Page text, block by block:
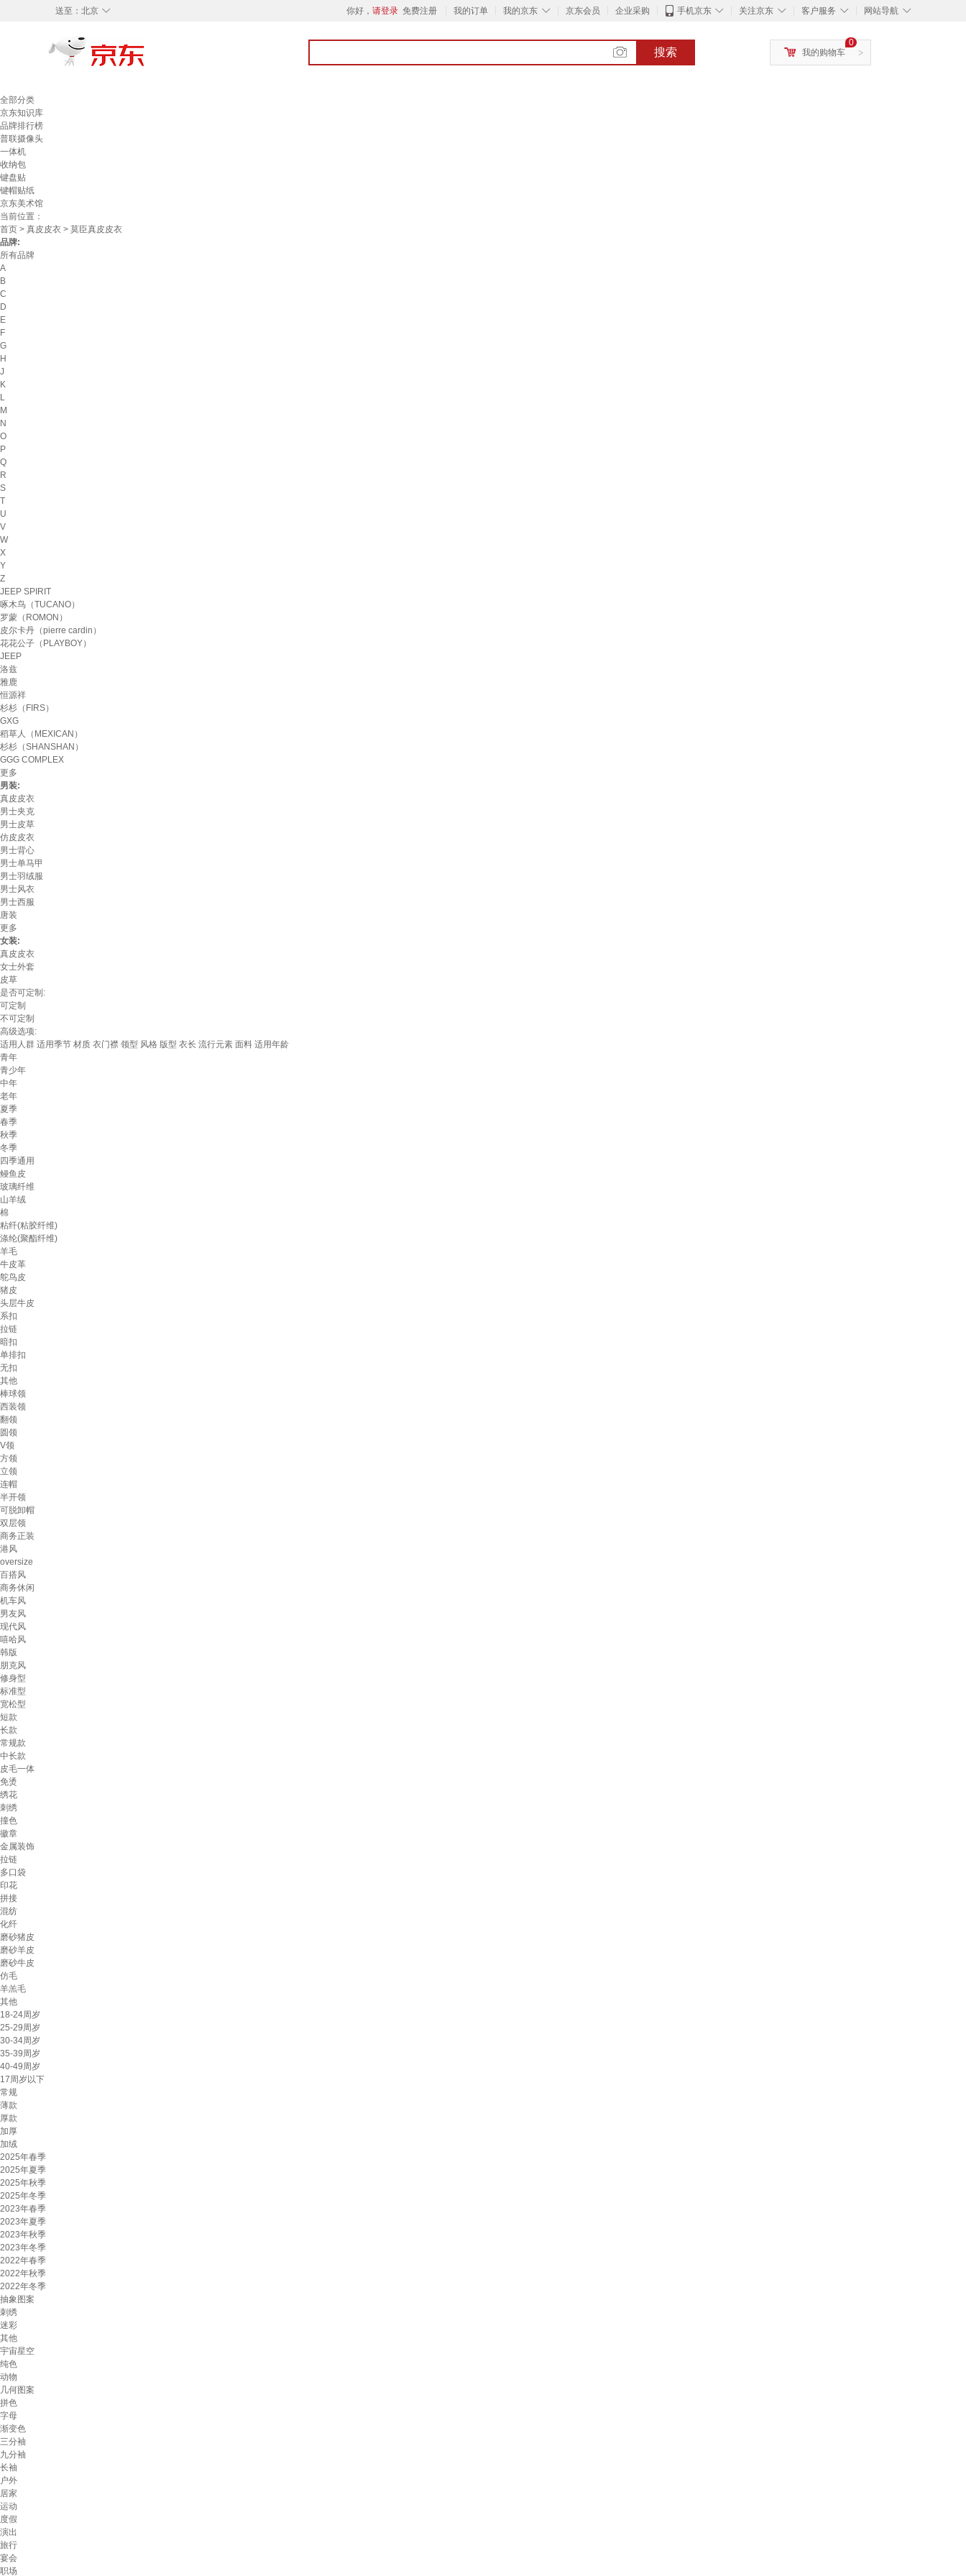
◇
送至： 北京 你好， 请登录 免费注册 我的订单 ◇
我的京东 京东会员 企业采购 ◇
手机京东 ◇
关注京东 ◇
客户服务 ◇
网站导航
搜索 >
0
我的购物车
全部分类
京东知识库
品牌排行榜
普联摄像头
一体机
收纳包
键盘贴
键帽贴纸
京东美术馆
当前位置：
首页 > 真皮皮衣 > 莫臣真皮皮衣
品牌:
所有品牌
A
B
C
D
E
F
G
H
J
K
L
M
N
O
P
Q
R
S
T
U
V
W
X
Y
Z
JEEP SPIRIT
啄木鸟（TUCANO）
罗蒙（ROMON）
皮尔卡丹（pierre cardin）
花花公子（PLAYBOY）
JEEP
洛兹
雅鹿
恒源祥
杉杉（FIRS）
GXG
稻草人（MEXICAN）
杉杉（SHANSHAN）
GGG COMPLEX
更多
男装:
真皮皮衣
男士夹克
男士皮草
仿皮皮衣
男士背心
男士单马甲
男士羽绒服
男士风衣
男士西服
唐装
更多
女装:
真皮皮衣
女士外套
皮草
是否可定制:
可定制
不可定制
高级选项:
适用人群 适用季节 材质 衣门襟 领型 风格 版型 衣长 流行元素 面料 适用年龄
青年
青少年
中年
老年
夏季
春季
秋季
冬季
四季通用
鳗鱼皮
玻璃纤维
山羊绒
棉
粘纤(粘胶纤维)
涤纶(聚酯纤维)
羊毛
牛皮革
鸵鸟皮
猪皮
头层牛皮
系扣
拉链
暗扣
单排扣
无扣
其他
棒球领
西装领
翻领
圆领
V领
方领
立领
连帽
半开领
可脱卸帽
双层领
商务正装
港风
oversize
百搭风
商务休闲
机车风
男友风
现代风
嘻哈风
韩版
朋克风
修身型
标准型
宽松型
短款
长款
常规款
中长款
皮毛一体
免烫
绣花
刺绣
撞色
徽章
金属装饰
拉链
多口袋
印花
拼接
混纺
化纤
磨砂猪皮
磨砂羊皮
磨砂牛皮
仿毛
羊羔毛
其他
18-24周岁
25-29周岁
30-34周岁
35-39周岁
40-49周岁
17周岁以下
常规
薄款
厚款
加厚
加绒
2025年春季
2025年夏季
2025年秋季
2025年冬季
2023年春季
2023年夏季
2023年秋季
2023年冬季
2022年春季
2022年秋季
2022年冬季
抽象图案
刺绣
迷彩
其他
宇宙星空
纯色
动物
几何图案
拼色
字母
渐变色
三分袖
九分袖
长袖
户外
居家
运动
度假
演出
旅行
宴会
职场